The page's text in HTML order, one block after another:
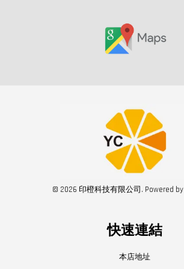
© 2026 印橙科技有限公司. Powered by
快速連結
本店地址